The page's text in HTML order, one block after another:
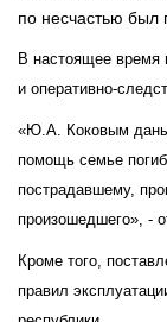
по несчастью был
В настоящее время
и оперативно-
«Ю.А. Коковым даны
помощь семье
пострадавшему,
произошедшего», -
Кроме того,
правил